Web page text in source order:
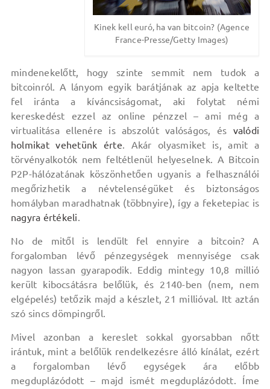
Kinek kell euró, ha van bitcoin? (Agence
France-Presse/Getty Images)
mindenekelőtt, hogy szinte semmit nem tudok a
bitcoinról. A lányom egyik barátjának az apja keltette
fel iránta a kíváncsiságomat, aki folytat némi
kereskedést ezzel az online pénzzel – ami még a
virtualitása ellenére is abszolút valóságos, és valódi
holmikat vehetünk érte. Akár olyasmiket is, amit a
törvényalkotók nem feltétlenül helyeselnek. A Bitcoin
P2P-hálózatának köszönhetően ugyanis a felhasználói
megőrizhetik a névtelenségüket és biztonságos
homályban maradhatnak (többnyire), így a feketepiac is
nagyra értékeli.
No de mitől is lendült fel ennyire a bitcoin? A
forgalomban lévő pénzegységek mennyisége csak
nagyon lassan gyarapodik. Eddig mintegy 10,8 millió
került kibocsátásra belőlük, és 2140-ben (nem, nem
elgépelés) tetőzik majd a készlet, 21 millióval. Itt aztán
szó sincs dömpingről.
Mivel azonban a kereslet sokkal gyorsabban nőtt
irántuk, mint a belőlük rendelkezésre álló kínálat, ezért
a forgalomban lévő egységek ára előbb
megduplázódott – majd ismét megduplázódott. Íme